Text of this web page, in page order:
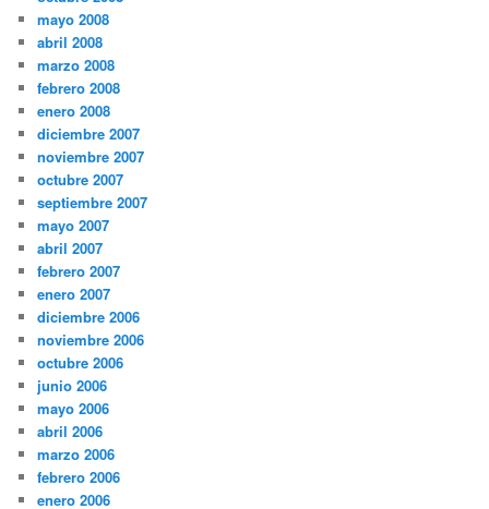
mayo 2008
abril 2008
marzo 2008
febrero 2008
enero 2008
diciembre 2007
noviembre 2007
octubre 2007
septiembre 2007
mayo 2007
abril 2007
febrero 2007
enero 2007
diciembre 2006
noviembre 2006
octubre 2006
junio 2006
mayo 2006
abril 2006
marzo 2006
febrero 2006
enero 2006